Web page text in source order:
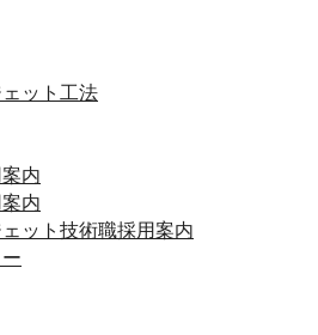
ット工法
内
内
ット技術職採用案内